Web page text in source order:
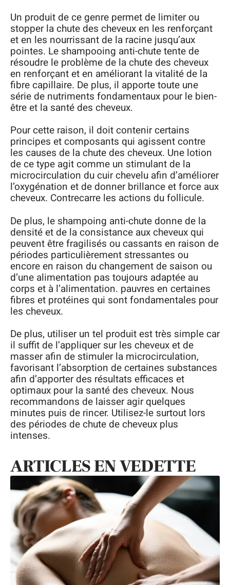
Un produit de ce genre permet de limiter ou
stopper la chute des cheveux en les renforçant
et en les nourrissant de la racine jusqu’aux
pointes. Le shampooing anti-chute tente de
résoudre le problème de la chute des cheveux
en renforçant et en améliorant la vitalité de la
fibre capillaire. De plus, il apporte toute une
série de nutriments fondamentaux pour le bien-
être et la santé des cheveux.
Pour cette raison, il doit contenir certains
principes et composants qui agissent contre
les causes de la chute des cheveux. Une lotion
de ce type agit comme un stimulant de la
microcirculation du cuir chevelu afin d’améliorer
l’oxygénation et de donner brillance et force aux
cheveux. Contrecarre les actions du follicule.
De plus, le shampoing anti-chute donne de la
densité et de la consistance aux cheveux qui
peuvent être fragilisés ou cassants en raison de
périodes particulièrement stressantes ou
encore en raison du changement de saison ou
d’une alimentation pas toujours adaptée au
corps et à l’alimentation. pauvres en certaines
fibres et protéines qui sont fondamentales pour
les cheveux.
De plus, utiliser un tel produit est très simple car
il suffit de l’appliquer sur les cheveux et de
masser afin de stimuler la microcirculation,
favorisant l’absorption de certaines substances
afin d’apporter des résultats efficaces et
optimaux pour la santé des cheveux. Nous
recommandons de laisser agir quelques
minutes puis de rincer. Utilisez-le surtout lors
des périodes de chute de cheveux plus
intenses.
ARTICLES EN VEDETTE